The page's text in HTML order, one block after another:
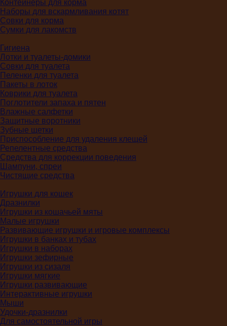
Контейнеры для корма
Наборы для вскармливания котят
Совки для корма
Сумки для лакомств
Гигиена
Лотки и туалеты-домики
Совки для туалета
Пеленки для туалета
Пакеты в лоток
Коврики для туалета
Поглотители запаха и пятен
Влажные салфетки
Защитные воротники
Зубные щетки
Приспособление для удаления клещей
Репелентные средства
Средства для коррекции поведения
Шампуни, спреи
Чистящие средства
Игрушки для кошек
Дразнилки
Игрушки из кошачьей мяты
Малые игрушки
Развивающие игрушки и игровые комплексы
Игрушки в банках и тубах
Игрушки в наборах
Игрушки зефирные
Игрушки из сизаля
Игрушки мягкие
Игрушки развивающие
Интерактивные игрушки
Мыши
Удочки-дразнилки
Для самостоятельной игры